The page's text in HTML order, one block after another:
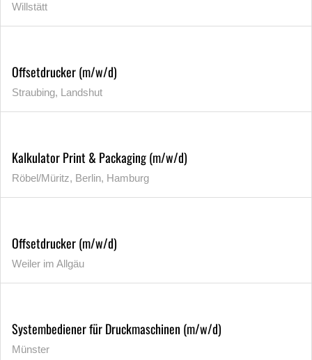
Willstätt
Offsetdrucker (m/w/d)
Straubing, Landshut
Kalkulator Print & Packaging (m/w/d)
Röbel/Müritz, Berlin, Hamburg
Offsetdrucker (m/w/d)
Weiler im Allgäu
Systembediener für Druckmaschinen (m/w/d)
Münster